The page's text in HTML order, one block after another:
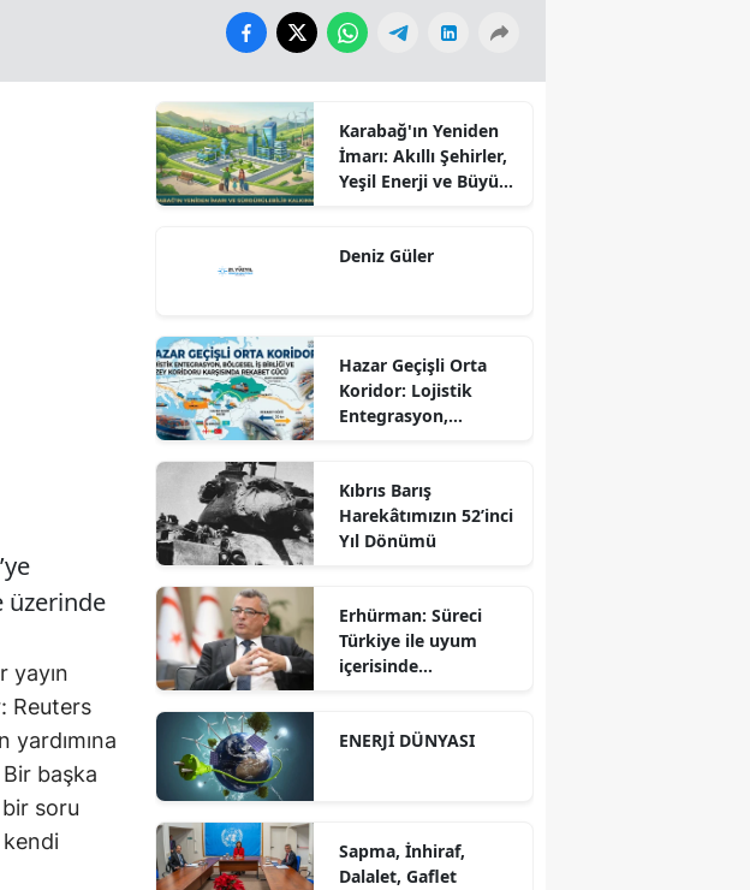
üzerinde
yayın
Reuters
başka
bir soru
kendi
Karabağ'ın Yeniden
İmarı: Akıllı Şehirler,
Yeşil Enerji ve Büyük
Sürdürülebilir
Deniz Güler
Hazar Geçişli Orta
Koridor: Lojistik
Entegrasyon,
Karşısında Rekabet
Gücü
Kıbrıs Barış
Harekâtımızın 52’inci
Yıl Dönümü
Erhürman: Süreci
Türkiye ile uyum
içerisinde
ENERJİ DÜNYASI
Sapma, İnhiraf,
Dalalet, Gaflet